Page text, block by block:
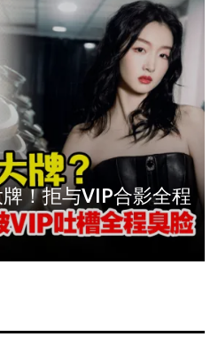
！拒与VIP合影全程